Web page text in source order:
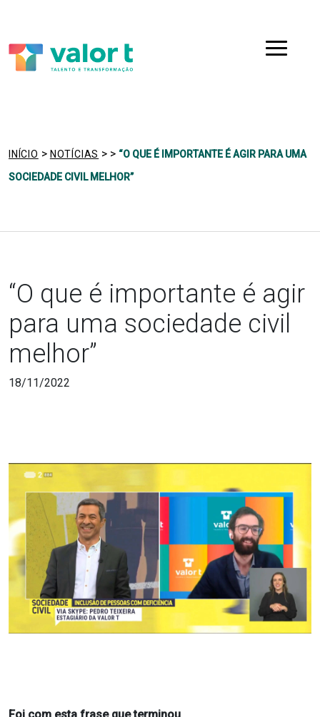
conteúdo
Menu
INÍCIO > NOTÍCIAS > > “O QUE É IMPORTANTE É AGIR PARA UMA
SOCIEDADE CIVIL MELHOR”
“O que é importante é agir
para uma sociedade civil
melhor”
18/11/2022
Foi com esta frase que terminou